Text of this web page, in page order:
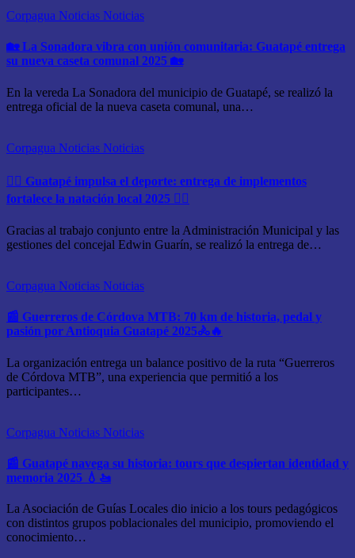
Corpagua Noticias Noticias
🏡 La Sonadora vibra con unión comunitaria: Guatapé entrega
su nueva caseta comunal 2025 🏡
En la vereda La Sonadora del municipio de Guatapé, se realizó la
entrega oficial de la nueva caseta comunal, una…
Corpagua Noticias Noticias
🏊‍♂️ Guatapé impulsa el deporte: entrega de implementos
fortalece la natación local 2025 🏊‍♂️
Gracias al trabajo conjunto entre la Administración Municipal y las
gestiones del concejal Edwin Guarín, se realizó la entrega de…
Corpagua Noticias Noticias
📰 Guerreros de Córdova MTB: 70 km de historia, pedal y
pasión por Antioquia Guatapé 2025🚴🔥
La organización entrega un balance positivo de la ruta “Guerreros
de Córdova MTB”, una experiencia que permitió a los
participantes…
Corpagua Noticias Noticias
📰 Guatapé navega su historia: tours que despiertan identidad y
memoria 2025 💧🚤
La Asociación de Guías Locales dio inicio a los tours pedagógicos
con distintos grupos poblacionales del municipio, promoviendo el
conocimiento…